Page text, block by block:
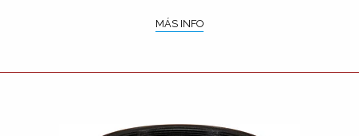
MÁS INFO